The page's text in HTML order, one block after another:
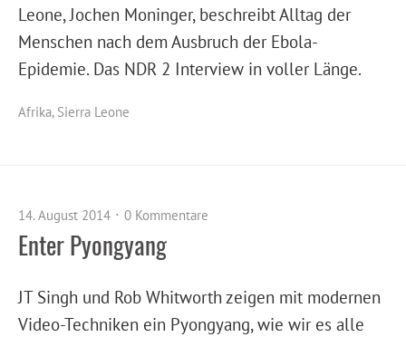
Leone, Jochen Moninger, beschreibt Alltag der
Menschen nach dem Ausbruch der Ebola-
Epidemie. Das NDR 2 Interview in voller Länge.
Afrika, Sierra Leone
14. August 2014 0 Kommentare
Enter Pyongyang
JT Singh und Rob Whitworth zeigen mit modernen
Video-Techniken ein Pyongyang, wie wir es alle